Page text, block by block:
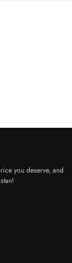
you deserve, and